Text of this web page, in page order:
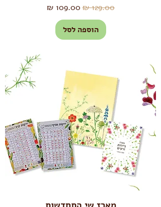
מחיר רגיל‏129.00 ‏₪ מחיר מבצע
הוספה לסל